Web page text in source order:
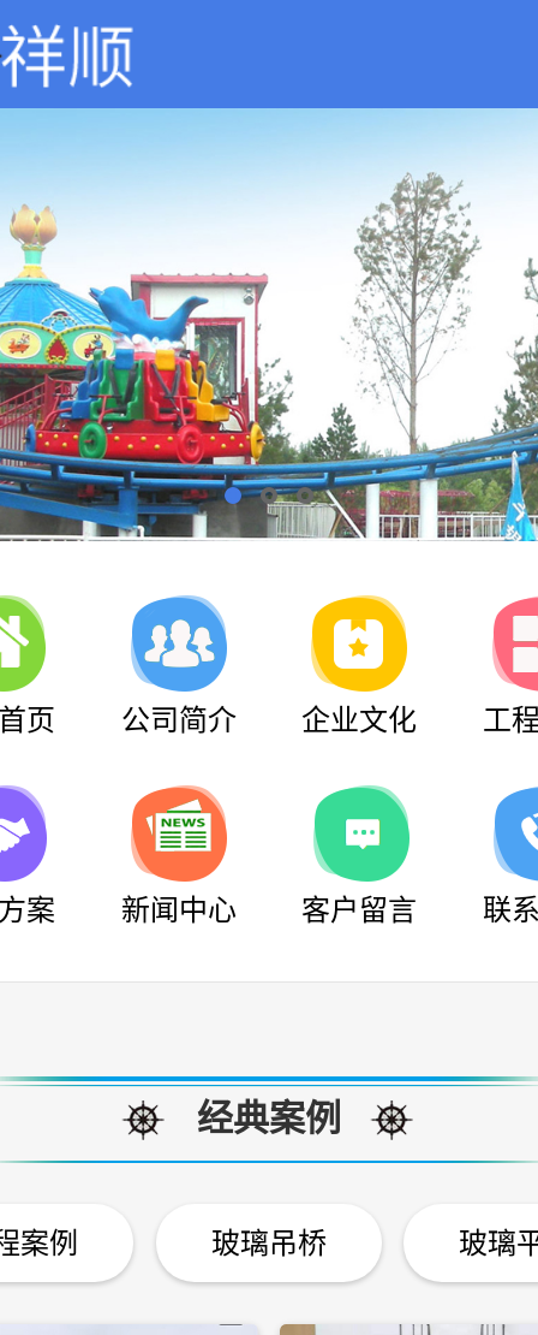
页 公司简介 企业文化 工
案 新闻中心 客户留言 联
经典案例
案例 玻璃吊桥 玻璃